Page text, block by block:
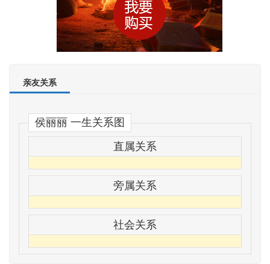
亲友关系
侯丽丽 一生关系图
直属关系
旁属关系
社会关系